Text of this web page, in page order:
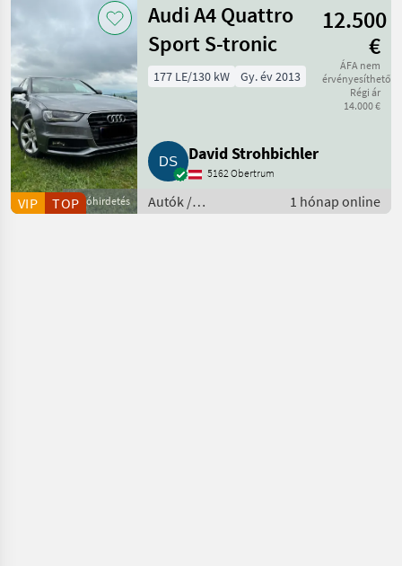
Terepjáró
Apróhirdetés
VIP TOP
Audi A4 Quattro
Sport S-tronic
12.500
€
ÁFA nem
érvényesíthető
Régi ár
14.000 €
177 LE/130 kW Gy. év 2013
David Strohbichler
5162 Obertrum
Autók /
Motorkerékpárok /
1 hónap online